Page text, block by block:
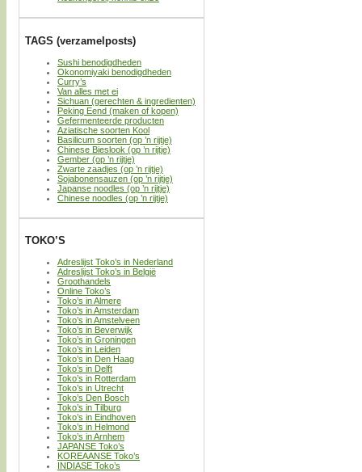
TAGS (verzamelposts)
Sushi benodigdheden
Okonomiyaki benodigdheden
Curry’s
Van alles met ei
Sichuan (gerechten & ingredienten)
Peking Eend (maken of kopen)
Gefermenteerde producten
Aziatische soorten Kool
Basilicum soorten (op ’n rijtje)
Chinese Bieslook (op ’n rijtje)
Gember (op ’n rijtje)
Zwarte zaadjes (op ’n rijtje)
Sojabonensauzen (op ’n rijtje)
Japanse noodles (op ’n rijtje)
Chinese noodles (op ’n rijtje)
TOKO’S
Adreslijst Toko’s in Nederland
Adreslijst Toko’s in België
Groothandels
Online Toko’s
Toko’s in Almere
Toko’s in Amsterdam
Toko’s in Amstelveen
Toko’s in Beverwijk
Toko’s in Groningen
Toko’s in Leiden
Toko’s in Den Haag
Toko’s in Delft
Toko’s in Rotterdam
Toko’s in Utrecht
Toko’s Den Bosch
Toko’s in Tilburg
Toko’s in Eindhoven
Toko’s in Helmond
Toko’s in Arnhem
JAPANSE Toko’s
KOREAANSE Toko’s
INDIASE Toko’s